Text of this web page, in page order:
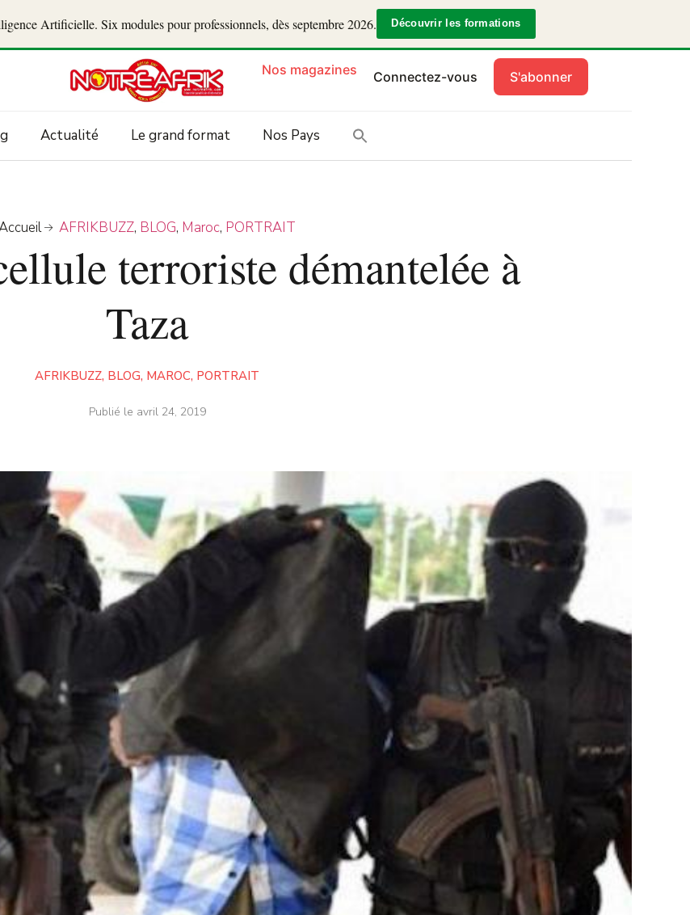
Artificielle. Six modules pour professionnels, dès septembre 2026. Découvrir les formations
Nos magazines Connectez-vous S'abonner
Actualité Le grand format Nos Pays
AFRIKBUZZ, BLOG, Maroc, PORTRAIT
terroriste démantelée à
Taza
AFRIKBUZZ, BLOG, MAROC, PORTRAIT
Publié le avril 24, 2019